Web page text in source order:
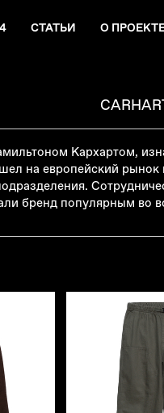
СТАТЬИ О
Кархартом,
на европейский
бренд популярным во